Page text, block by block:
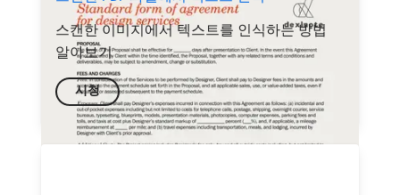
스캔한 이미지에서 텍스트를 인식하는 방법
알아보기
시청